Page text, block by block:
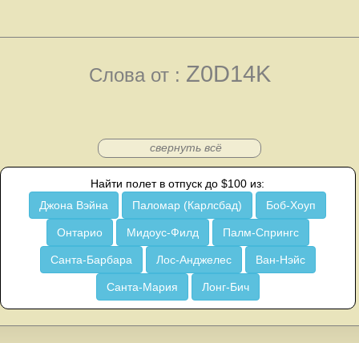
Слова от : Z0D14K
свернуть всё
Найти полет в отпуск до $100 из:
Джона Вэйна
Паломар (Карлсбад) Боб-Хоуп
Онтарио Мидоус-Филд Палм-Спрингс
Санта-Барбара Лос-Анджелес Ван-Нэйс
Санта-Мария Лонг-Бич